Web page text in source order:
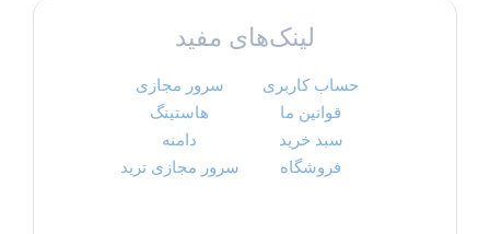
لینک‌های مفید
حساب کاربری
قوانین ما
سبد خرید
فروشگاه
سرور مجازی
هاستینگ
دامنه
سرور مجازی ترید